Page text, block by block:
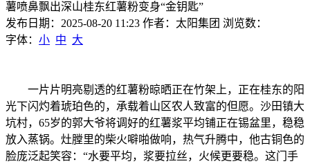
薯喷鼻飘出深山桂东红薯粉变身“金钥匙”
发布日期：2025-08-20 11:23 作者：太阳集团 浏览数：
字体： 小 中 大
一片片明亮剔透的红薯粉晾晒正在竹架上，正在桂东的阳
光下闪灼着琥珀色的，承载着山区农人致富的但愿。沙田镇大
坑村，65岁的郭大爷将调好的红薯浆平均铺正在锡盆里，稳稳
放入蒸锅。灶膛里的柴火噼啪做响，热气升腾中，他古铜色的
脸庞泛起笑容：“水要平均，浆要拉丝，火候更要稳。这门手